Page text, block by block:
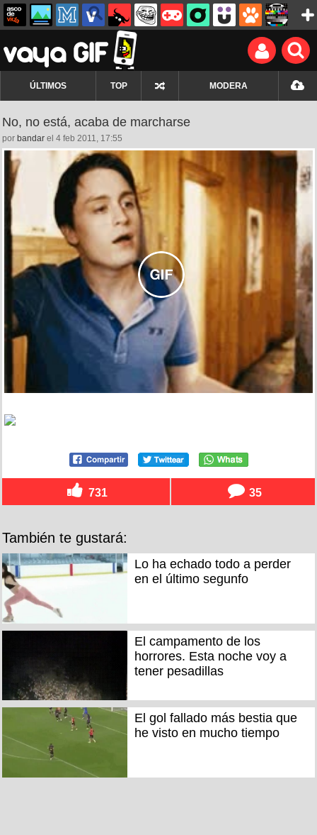
ÚLTIMOS TOP MODERA
No, no está, acaba de marcharse
por bandar el 4 feb 2011, 17:55
731 35
También te gustará:
Lo ha echado todo a perder
en el último segunfo
El campamento de los
horrores. Esta noche voy a
tener pesadillas
El gol fallado más bestia que
he visto en mucho tiempo